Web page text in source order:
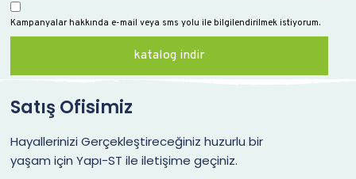
Kampanyalar hakkında e-mail veya sms yolu ile bilgilendirilmek istiyorum.
Satış Ofisimiz
Hayallerinizi Gerçekleştireceğiniz huzurlu bir
yaşam için Yapı-ST ile iletişime geçiniz.